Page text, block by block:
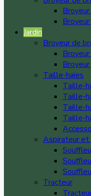
Jardin
Broyeur de
Taille-haies
Taille-
Taille-
Taille-
Taille-
Aspirateur et
Tracteur